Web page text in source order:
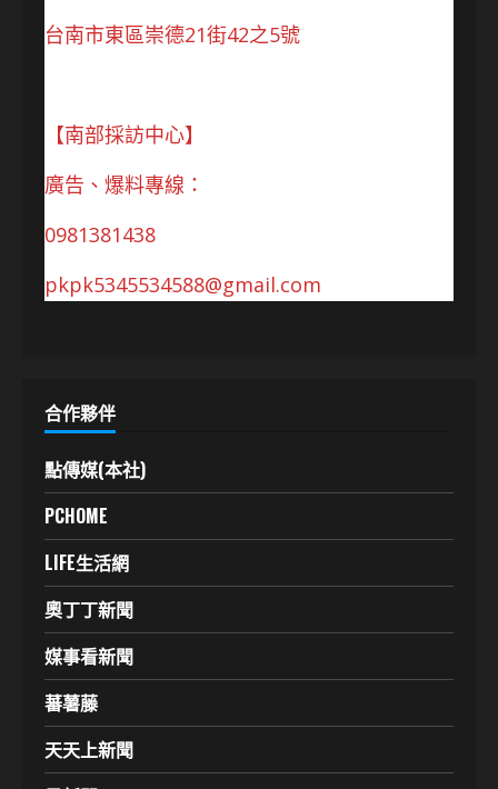
台南市東區崇德21街42之5號
【南部採訪中心】
廣告、爆料專線：
0981381438
pkpk5345534588@gmail.com
合作夥伴
點傳媒(本社)
PCHOME
LIFE生活網
奧丁丁新聞
媒事看新聞
蕃薯藤
天天上新聞